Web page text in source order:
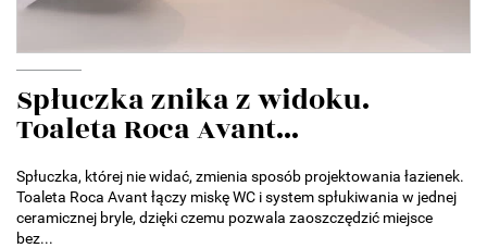
Spłuczka znika z widoku.
Toaleta Roca Avant...
Spłuczka, której nie widać, zmienia sposób projektowania łazienek.
Toaleta Roca Avant łączy miskę WC i system spłukiwania w jednej
ceramicznej bryle, dzięki czemu pozwala zaoszczędzić miejsce
bez...